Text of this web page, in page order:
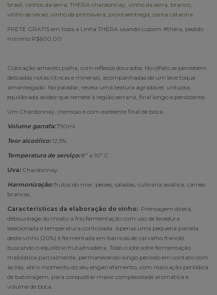
brasil vinhos da serra THERA chardonnay vinho da serra branco
vinho de verao vinho de primavera prontaentrega santa catarina
FRETE GRATIS em toda a Linha THERA usando cupom #thera, pedido
mínimo R$600,00
Coloração amarelo palha, com reflexos dourados. No olfato se percebem
delicadas notas cítricas e minerais, acompanhadas de um leve toque
amanteigado. No paladar, revela uma textura agradável, untuosa,
equilibrada acidez que remete à região serrana, final longo e persistente.
Um Chardonnay, cremoso e com excelente final de boca.
Volume garrafa:750ml
Teor alcoólico:12,5%
Temperatura de serviço: 8º a 10º C
Uva: Chardonnay
Harmonização:frutos do mar, peixes, saladas, culinária asiática, carnes
brancas...
Características da elaboração do vinho: Prensagem direta,
débourbage do mosto a frio,fermentação com uso de levedura
selecionada e temperatura controlada. Apenas uma pequena parcela
deste vinho (20%) é fermentada em barricas de carvalho francês,
buscando o equilíbrio fruta/madeira. Todo o lote sofre fermentação
malolática parcialmente, permanecendo longo período em contato com
as lias, até o momento do seu engarrafamento, com realização periódica
de batonagem, para conquistar maior complexidade aromática e
volume de boca.